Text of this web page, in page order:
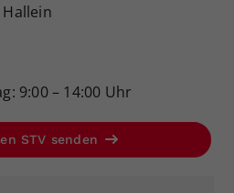
9:00 – 14:00 Uhr
STV senden